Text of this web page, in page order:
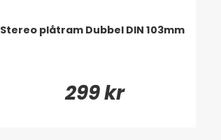
Stereo plåtram Dubbel DIN 103mm
299 kr